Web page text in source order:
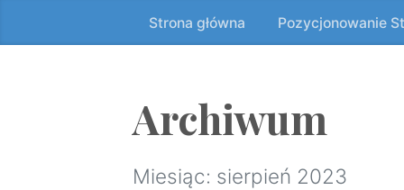
do
Strona główna Pozycjonowanie
Archiwum
Miesiąc: sierpień 2023